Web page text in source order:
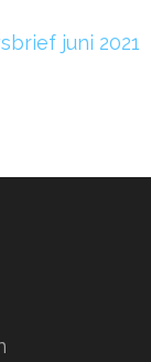
juni 2021